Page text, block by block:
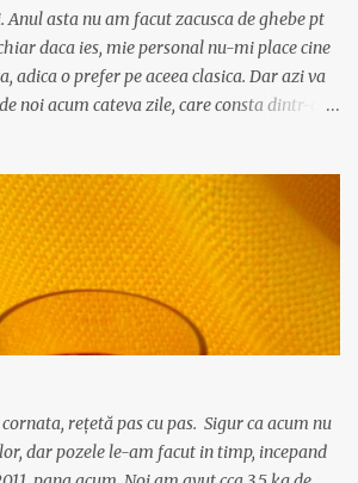
culoare batand i...
asta nu am facut zacusca de ghebe pt
daca ies, mie personal nu-mi place cine
adica o prefer pe aceea clasica. Dar azi va
noi acum cateva zile, care consta dintr-o
mari, 60 de gogoșari, 12 vinete, 3 kg de
de roșii, 1 kg de morcov, 2 kg de hribi, piper,
ulei . Hribii nu pot fi decat conservati la
prin august, pe la mijlocul lunii, si in
toate ingredientele pt zacusca. Cel putin
de munte gogosarii abia acum, prin
Ardeii, gogosarii si vinetele se coc, se
cornata, rețetă pas cu pas. Sigur ca acum nu
dar pozele le-am facut in timp, incepand